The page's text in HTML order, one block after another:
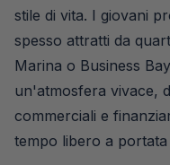
stile di vita. I giovani
spesso attratti da
Marina o Business
un'atmosfera vivace,
commerciali e
tempo libero a portata